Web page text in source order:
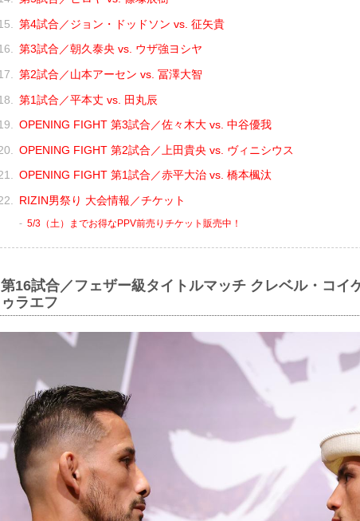
第4試合／ジョン・ドッドソン vs. 征矢貴
第3試合／朝久泰央 vs. ウザ強ヨシヤ
第2試合／山本アーセン vs. 冨澤大智
第1試合／平本丈 vs. 田丸辰
OPENING FIGHT 第3試合／佐々木大 vs. 中谷優我
OPENING FIGHT 第2試合／上田貴央 vs. ヴィニシウス
OPENING FIGHT 第1試合／赤平大治 vs. 橋本楓汰
RIZIN男祭り 大会情報／チケット
5/3（土）までお得なPPV前売りチケット販売中！
第16試合／フェザー級タイトルマッチ クレベル・コイ
ゥラエフ